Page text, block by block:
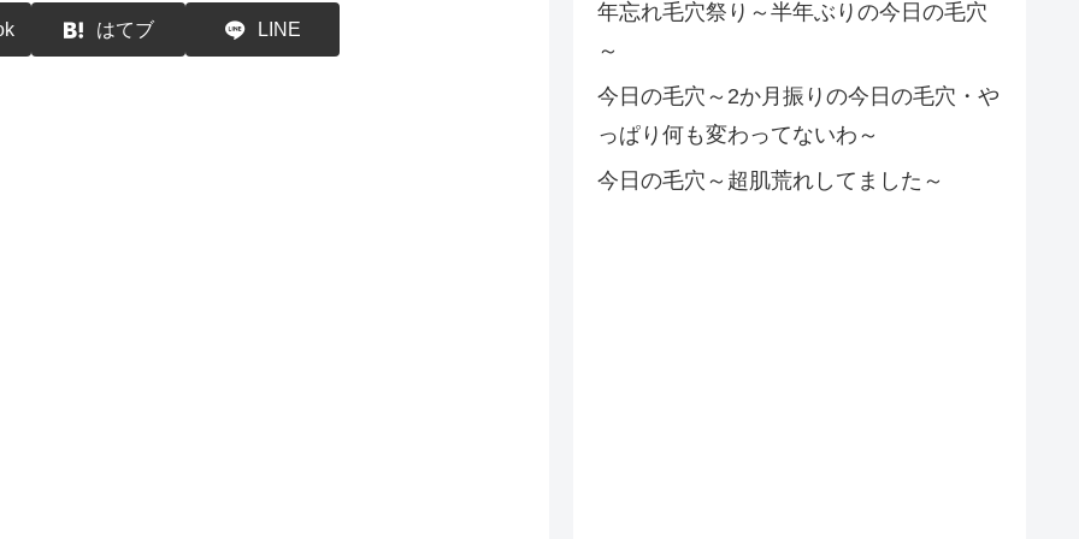
はてブ LINE
年忘れ毛穴祭り～半年ぶりの今日の毛穴
～
今日の毛穴～2か月振りの今日の毛穴・や
っぱり何も変わってないわ～
今日の毛穴～超肌荒れしてました～